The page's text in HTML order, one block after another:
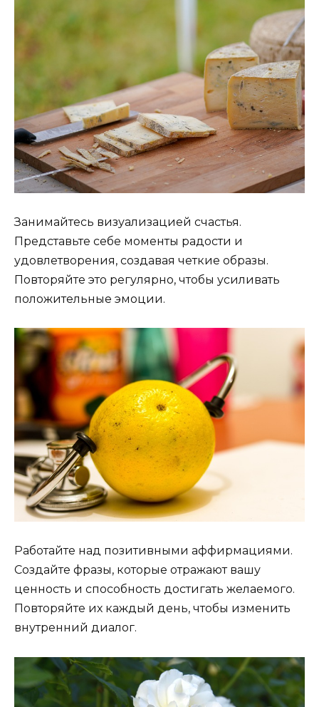
Занимайтесь визуализацией счастья.
Представьте себе моменты радости и
удовлетворения, создавая четкие образы.
Повторяйте это регулярно, чтобы усиливать
положительные эмоции.
Работайте над позитивными аффирмациями.
Создайте фразы, которые отражают вашу
ценность и способность достигать желаемого.
Повторяйте их каждый день, чтобы изменить
внутренний диалог.